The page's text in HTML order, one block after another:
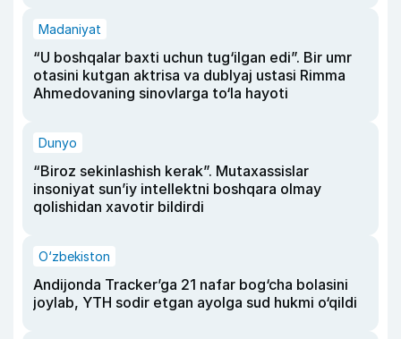
Madaniyat
“U boshqalar baxti uchun tug‘ilgan edi”. Bir umr
otasini kutgan aktrisa va dublyaj ustasi Rimma
Ahmedovaning sinovlarga to‘la hayoti
Dunyo
“Biroz sekinlashish kerak”. Mutaxassislar
insoniyat sun’iy intellektni boshqara olmay
qolishidan xavotir bildirdi
O‘zbekiston
Andijonda Tracker’ga 21 nafar bog‘cha bolasini
joylab, YTH sodir etgan ayolga sud hukmi o‘qildi